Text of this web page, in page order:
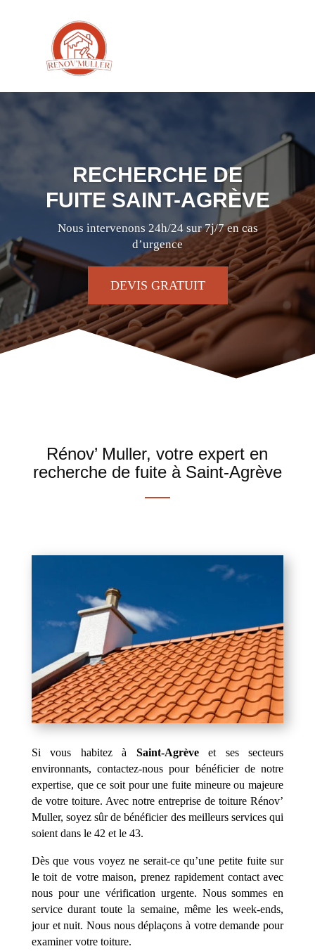
RECHERCHE DE
FUITE SAINT-AGRÈVE
Nous intervenons 24h/24 sur 7j/7 en cas
d’urgence
DEVIS GRATUIT
Rénov’ Muller, votre expert en
recherche de fuite à Saint-Agrève
Si vous habitez à Saint-Agrèveet ses secteurs
environnants, contactez-nous pour bénéficier de notre
expertise, que ce soit pour une fuite mineure ou majeure
de votre toiture. Avec notre entreprise de toiture Rénov’
Muller, soyez sûr de bénéficier des meilleurs services qui
soient dans le 42 et le 43.
Dès que vous voyez ne serait-ce qu’une petite fuite sur
le toit de votre maison, prenez rapidement contact avec
nous pour une vérification urgente. Nous sommes en
service durant toute la semaine, même les week-ends,
jour et nuit. Nous nous déplaçons à votre demande pour
examiner votre toiture.